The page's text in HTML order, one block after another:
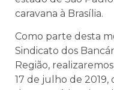
caravana à Brasília.
Como parte desta
Sindicato dos
Região,
17 de julho de 2019,